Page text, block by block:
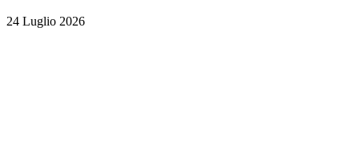
24 Luglio 2026